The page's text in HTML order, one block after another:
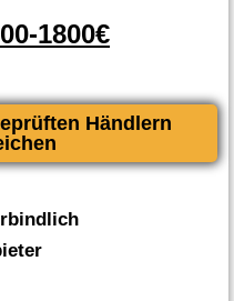
1800€
Händlern